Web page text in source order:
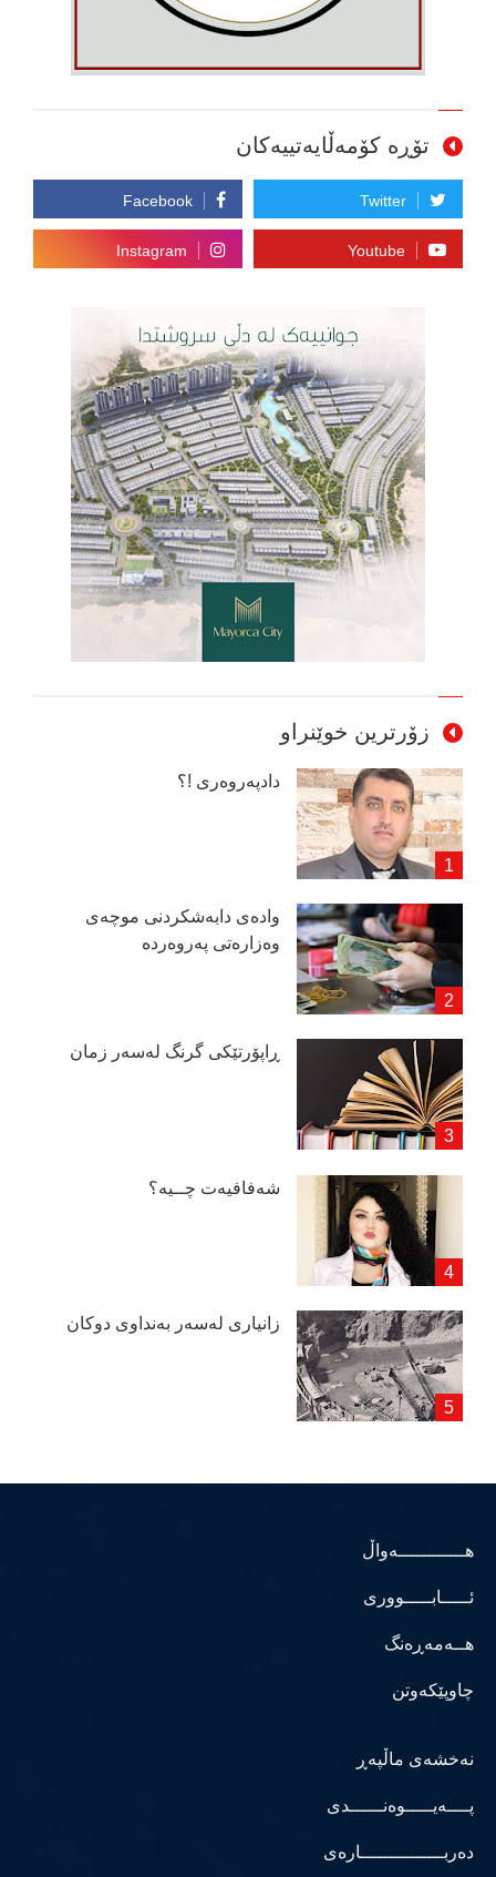
تۆڕە کۆمەڵایەتییەکان
زۆرترین خوێنراو
دادپەروەری !؟
وادەی دابەشكردنی موچەی
وەزارەتی پەروەردە
ڕاپۆرتێكی گرنگ لەسەر زمان
شەفافیەت چــیە؟
زانیاری لەسەر بەنداوی دوكان
هــــــــــــەواڵ
ئـــــابـــــووری
هــەمەڕەنگ
چاوپێکەوتن
نەخشەی ماڵپەڕ
پــــەیـــــوەنــــــدی
دەربـــــــــــــــارەی